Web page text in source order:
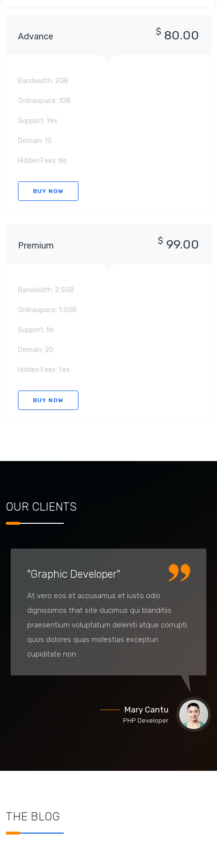
Advance $ 80.00
Bandwidth: 2GB
Onlinespace: 1GB
Support: Yes
Domain: 15
Hidden Fees: No
BUY NOW
Premium $ 99.00
Bandwidth: 2.5GB
Onlinespace: 1.5GB
Support: No
Domain: 20
Hidden Fees: Yes
BUY NOW
OUR CLIENTS
"Graphic Developer"
At vero eos et accusamus et iusto odio
dignissimos that site ducimus qui blanditiis
praesentium voluptatum deleniti atque corrupti
quos dolores quas molestias excepturi
cupiditate non.
Mary Cantu
PHP Developer
THE BLOG